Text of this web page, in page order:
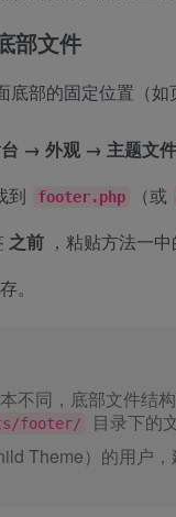
部文件
部的固定位置（如
→ 外观 → 主题文
到
footer.php （或
之前 ，粘贴方法一中
。
不同，底部文件结
footer/
目录下的
Theme）的用户